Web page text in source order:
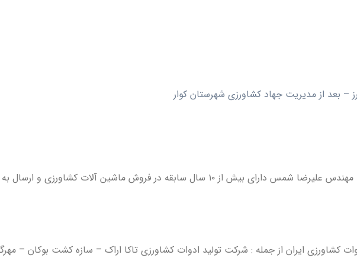
– بعد از مدیریت جهاد کشاورزی شهرستان کوار
نمایندگی فروش ماشین آلات شمس با مدیریت مهندس علیرضا شمس دارای بیش از ۱۰ سال
کشاورزی ایران از جمله : شرکت تولید ادوات کشاورزی تاکا اراک – سازه کشت بوکان –